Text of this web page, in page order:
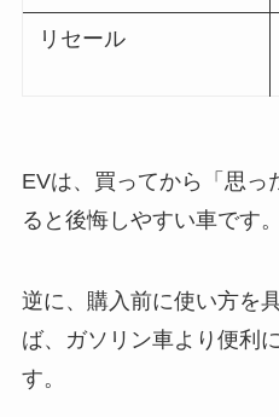
リセール
EVは、買ってから「思っ
ると後悔しやすい車です。
逆に、購入前に使い方を
ば、ガソリン車より便利
す。